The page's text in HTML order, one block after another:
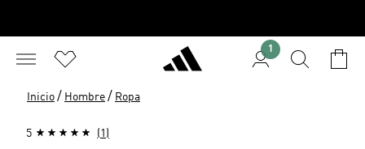
1
Inicio / Hombre / Ropa
5 (1)